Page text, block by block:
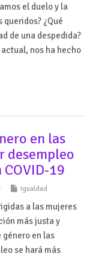
el duelo y la
¿Qué
de una despedida?
nos ha hecho
en las
desempleo
19
Igualdad
a las mujeres
más justa y
en las
se hará más